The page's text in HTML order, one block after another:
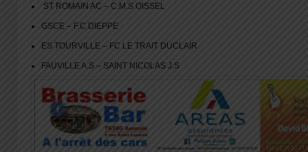
ST ROMAIN AC – C.M.S OISSEL
GSCE – F.C DIEPPE
ES TOURVILLE – FC LE TRAIT DUCLAIR
FAUVILLE A.S – SAINT NICOLAS J.S